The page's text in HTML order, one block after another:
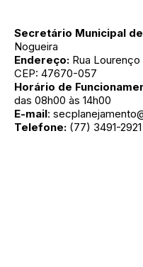
Secretário Municipal
Nogueira
Endereço: Rua Lourenço
CEP: 47670-057
Horário de
das 08h00 às 14h00
E-mail:
Telefone: (77) 3491-2921